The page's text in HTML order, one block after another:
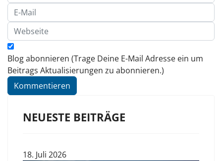
Blog abonnieren (Trage Deine E-Mail Adresse ein um
Beitrags Aktualisierungen zu abonnieren.)
Kommentieren
NEUESTE BEITRÄGE
18. Juli 2026